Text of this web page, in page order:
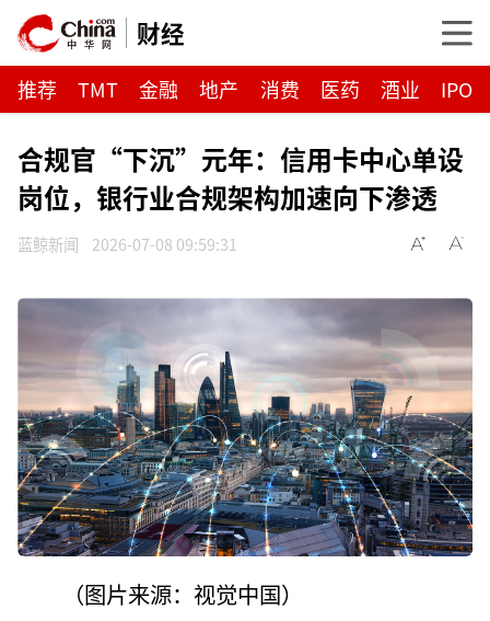
财经
推荐 TMT 金融 地产 消费 医药 酒业 IPO
合规官“下沉”元年：信用卡中心单设
岗位，银行业合规架构加速向下渗透
蓝鲸新闻 2026-07-08 09:59:31
（图片来源：视觉中国）